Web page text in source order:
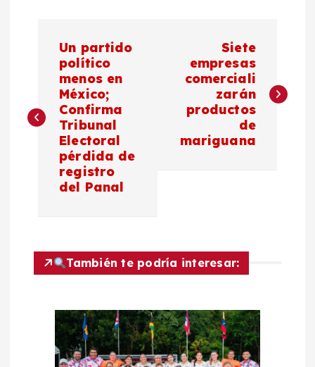
v
e
c
Un partido
político
menos en
México;
Confirma
Tribunal
Electoral
pérdida de
registro
del Panal
Siete
empresas
comerciali
zarán
productos
de
mariguana
También te podría interesar: